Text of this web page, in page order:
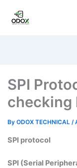
Courses
Exam
SPI
checking
By ODOX TECHNICAL /
SPI protocol
SPI (Serial